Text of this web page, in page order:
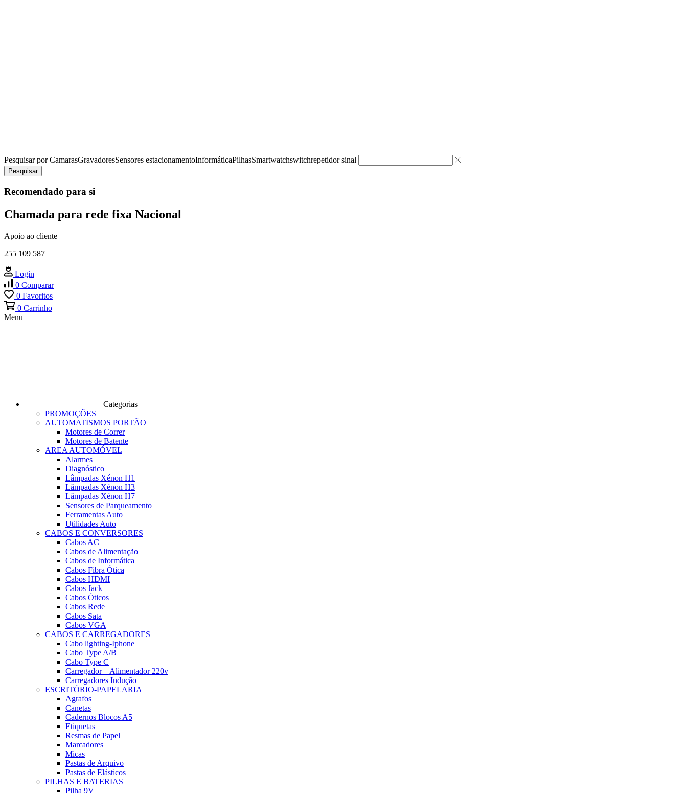
Pesquisar porCamarasGravadoresSensores estacionamentoInformáticaPilhasSmartwatchswitchrepetidor sinal
Pesquisar
Recomendado para si
Chamada para rede fixa Nacional
Apoio ao cliente
255 109 587
Login
0 Comparar
0 Favoritos
0 Carrinho
Menu
Categorias
PROMOÇÕES
AUTOMATISMOS PORTÃO
Motores de Correr
Motores de Batente
AREA AUTOMÓVEL
Alarmes
Diagnóstico
Lâmpadas Xénon H1
Lâmpadas Xénon H3
Lâmpadas Xénon H7
Sensores de Parqueamento
Ferramentas Auto
Utilidades Auto
CABOS E CONVERSORES
Cabos AC
Cabos de Alimentação
Cabos de Informática
Cabos Fibra Ótica
Cabos HDMI
Cabos Jack
Cabos Óticos
Cabos Rede
Cabos Sata
Cabos VGA
CABOS E CARREGADORES
Cabo lighting-Iphone
Cabo Type A/B
Cabo Type C
Carregador – Alimentador 220v
Carregadores Indução
ESCRITÓRIO-PAPELARIA
Agrafos
Canetas
Cadernos Blocos A5
Etiquetas
Resmas de Papel
Marcadores
Micas
Pastas de Arquivo
Pastas de Elásticos
PILHAS E BATERIAS
Pilha 9V